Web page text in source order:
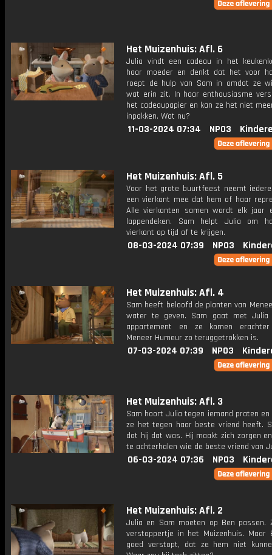
Het Muizenhuis: Afl. 6
Julia vindt een cadeau in het
haar moeder en denkt dat het voor
roept de hulp van Sam in omdat ze
wat erin zit. In haar enthousiasme
het cadeaupapier en kan ze het niet
inpakken. Wat nu?
11-03-2024 07:34 NPO3
Het Muizenhuis: Afl. 5
Voor het grote buurtfeest neemt
een vierkant mee dat hem of haar
Alle vierkanten samen wordt elk jaar
lappendeken. Sam helpt Julia om
vierkant op tijd af te krijgen.
08-03-2024 07:39 NPO3
Het Muizenhuis: Afl. 4
Sam heeft beloofd de planten van
water te geven. Sam gaat met Julia
appartement en ze komen
Meneer Humeur zo teruggetrokken is.
07-03-2024 07:39 NPO3
Het Muizenhuis: Afl. 3
Sam hoort Julia tegen iemand praten
ze het tegen haar beste vriend heeft.
dat hij dat was. Hij maakt zich zorgen
te achterhalen wie de beste vriend van
06-03-2024 07:36 NPO3
Het Muizenhuis: Afl. 2
Julia en Sam moeten op Ben passen.
verstoppertje in het Muizenhuis. Maar
goed verstopt, dat ze hem niet